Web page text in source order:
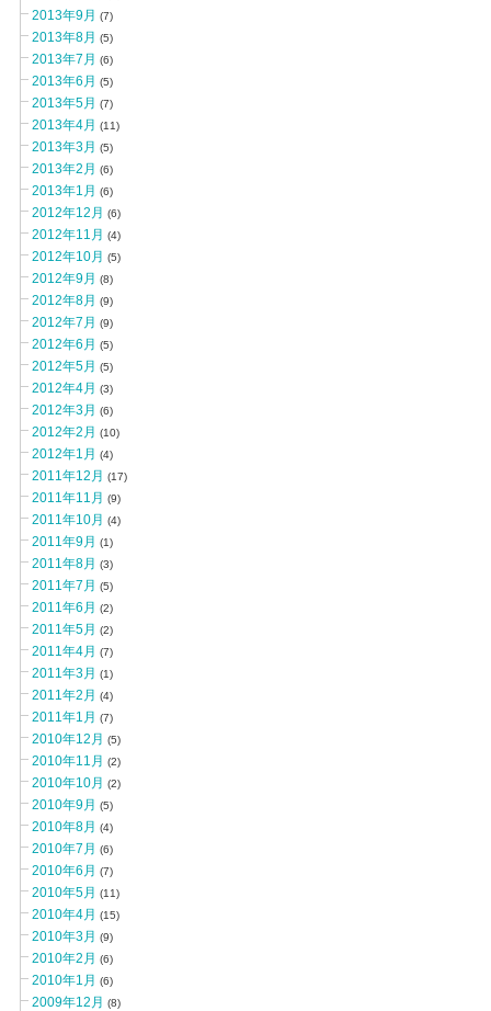
2013年9月 (7)
2013年8月 (5)
2013年7月 (6)
2013年6月 (5)
2013年5月 (7)
2013年4月 (11)
2013年3月 (5)
2013年2月 (6)
2013年1月 (6)
2012年12月 (6)
2012年11月 (4)
2012年10月 (5)
2012年9月 (8)
2012年8月 (9)
2012年7月 (9)
2012年6月 (5)
2012年5月 (5)
2012年4月 (3)
2012年3月 (6)
2012年2月 (10)
2012年1月 (4)
2011年12月 (17)
2011年11月 (9)
2011年10月 (4)
2011年9月 (1)
2011年8月 (3)
2011年7月 (5)
2011年6月 (2)
2011年5月 (2)
2011年4月 (7)
2011年3月 (1)
2011年2月 (4)
2011年1月 (7)
2010年12月 (5)
2010年11月 (2)
2010年10月 (2)
2010年9月 (5)
2010年8月 (4)
2010年7月 (6)
2010年6月 (7)
2010年5月 (11)
2010年4月 (15)
2010年3月 (9)
2010年2月 (6)
2010年1月 (6)
2009年12月 (8)